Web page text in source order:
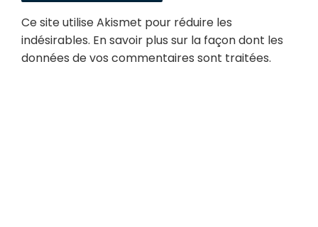
Ce site utilise Akismet pour réduire les
indésirables. En savoir plus sur la façon dont les
données de vos commentaires sont traitées.